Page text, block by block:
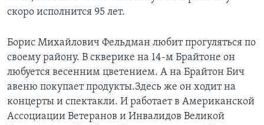
скоро исполнится 95 лет.
Борис Михайлович Фельдман любит прогуляться по
своему району. В скверике на 14-м Брайтоне он
любуется весенним цветением. А на Брайтон Бич
авеню покупает продукты.Здесь же он ходит на
концерты и спектакли. И работает в Американской
Ассоциации Ветеранов и Инвалидов Великой